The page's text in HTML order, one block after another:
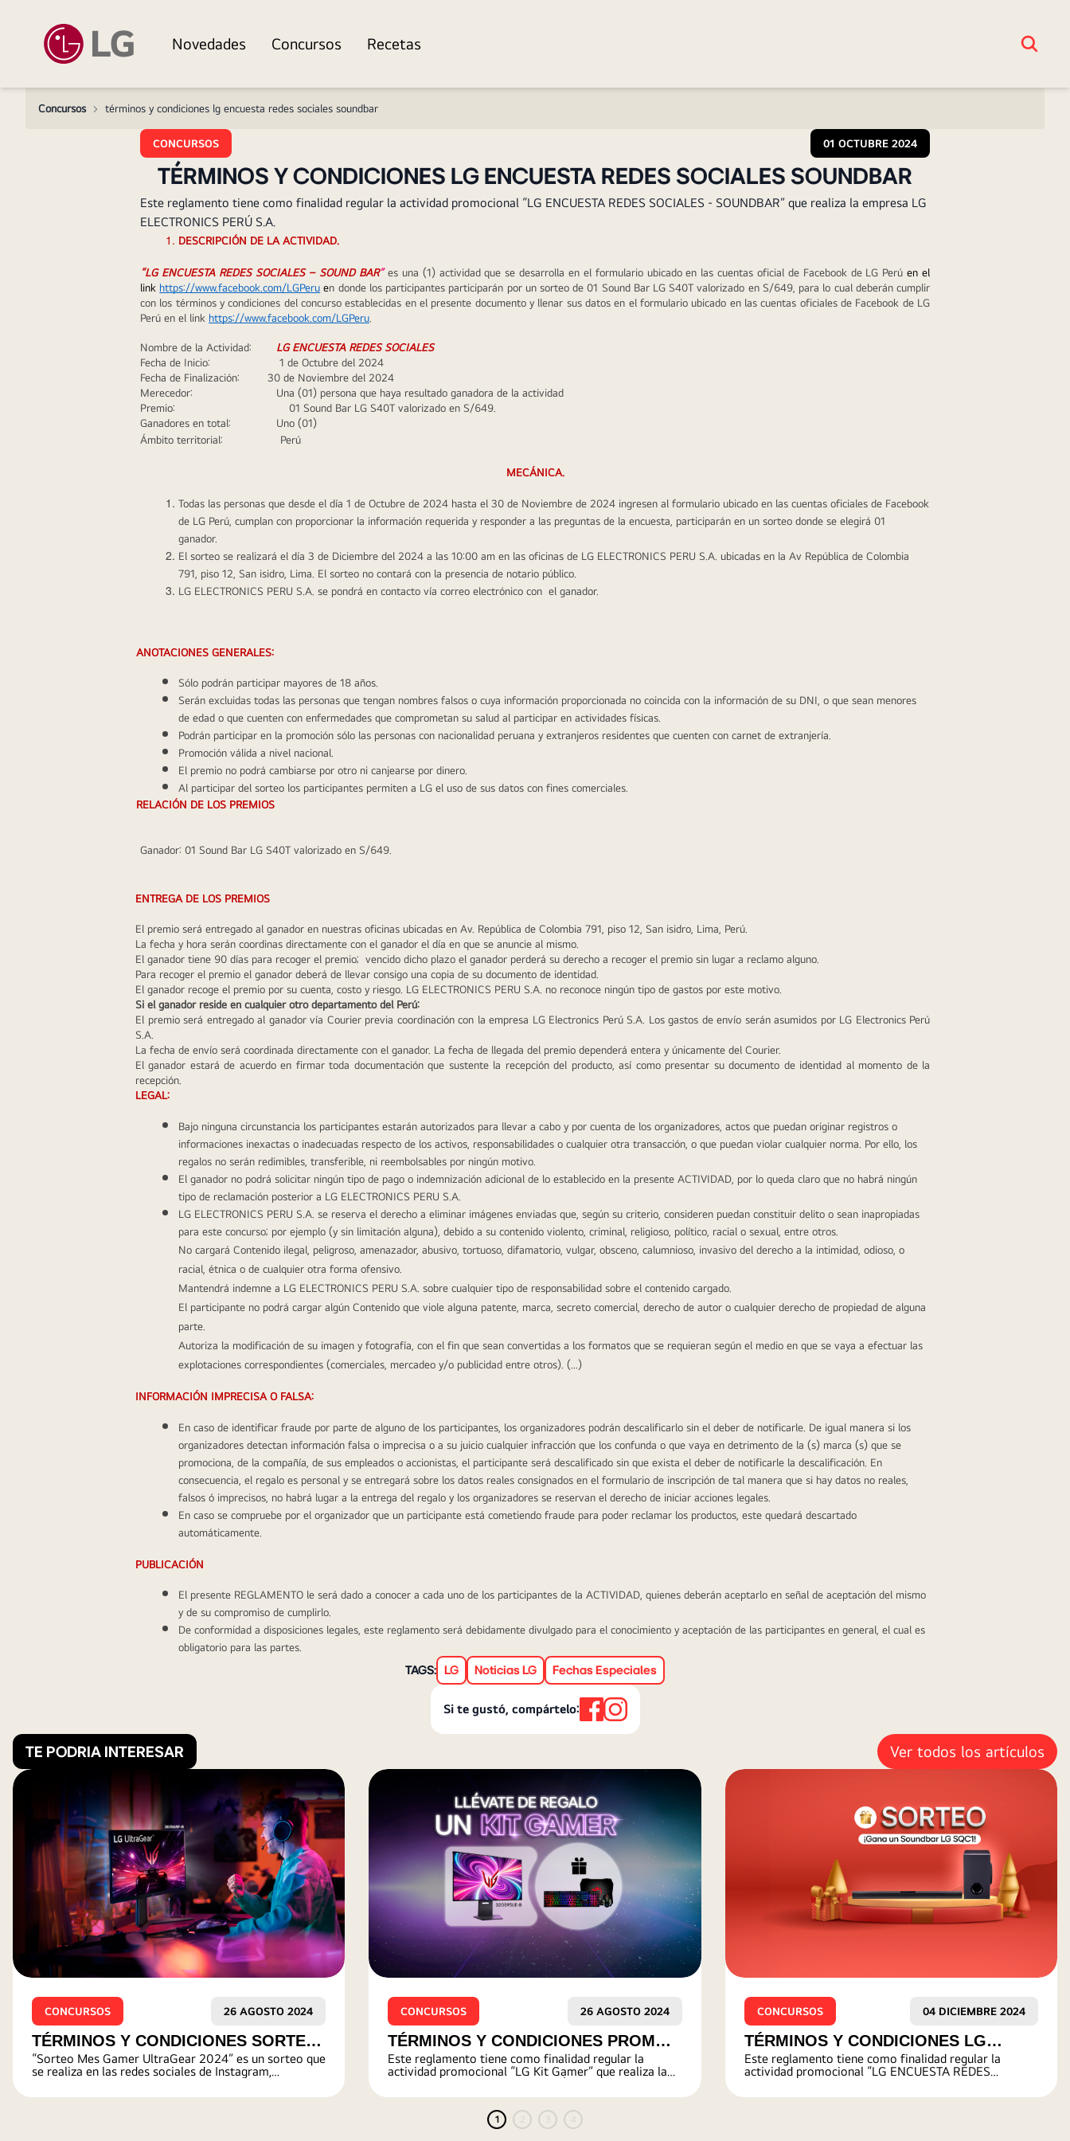
Novedades Concursos Recetas
Concursos > términos y condiciones lg encuesta redes sociales soundbar
CONCURSOS 01 OCTUBRE 2024
TÉRMINOS Y CONDICIONES LG ENCUESTA REDES SOCIALES SOUNDBAR
Este reglamento tiene como finalidad regular la actividad promocional “LG ENCUESTA REDES SOCIALES - SOUNDBAR” que realiza la empresa LG
ELECTRONICS PERÚ S.A.
DESCRIPCIÓN DE LA ACTIVIDAD.
“LG ENCUESTA REDES SOCIALES – SOUND BAR” es una (1) actividad que se desarrolla en el formulario ubicado en las cuentas oficial de Facebook de LG Perú en el
link https://www.facebook.com/LGPeru en donde los participantes participarán por un sorteo de 01 Sound Bar LG S40T valorizado en S/649, para lo cual deberán cumplir
con los términos y condiciones del concurso establecidas en el presente documento y llenar sus datos en el formulario ubicado en las cuentas oficiales de Facebook de LG
Perú en el link https://www.facebook.com/LGPeru
Nombre de la Actividad:
LG ENCUESTA REDES SOCIALES
Fecha de Inicio:
1 de Octubre del 2024
Fecha de Finalización:
30 de Noviembre del 2024
Merecedor:
Una (01) persona que haya resultado ganadora de la actividad
Premio:
01 Sound Bar LG S40T valorizado en S/649.
Ganadores en total:
Uno (01)
Ámbito territorial:
Perú
MECÁNICA.
Todas las personas que desde el día 1 de Octubre de 2024 hasta el 30 de Noviembre de 2024 ingresen al formulario ubicado en las cuentas oficiales de Facebook
de LG Perú, cumplan con proporcionar la información requerida y responder a las preguntas de la encuesta, participarán en un sorteo donde se elegirá 01
ganador.
El sorteo se realizará el día 3 de Diciembre del 2024 a las 10:00 am en las oficinas de LG ELECTRONICS PERU S.A. ubicadas en la Av República de Colombia
791, piso 12, San isidro, Lima. El sorteo no contará con la presencia de notario público.
LG ELECTRONICS PERU S.A. se pondrá en contacto vía correo electrónico con  el ganador.
ANOTACIONES GENERALES:
Sólo podrán participar mayores de 18 años.
Serán excluidas todas las personas que tengan nombres falsos o cuya información proporcionada no coincida con la información de su DNI, o que sean menores
de edad o que cuenten con enfermedades que comprometan su salud al participar en actividades físicas.
Podrán participar en la promoción sólo las personas con nacionalidad peruana y extranjeros residentes que cuenten con carnet de extranjería.
Promoción válida a nivel nacional.
El premio no podrá cambiarse por otro ni canjearse por dinero.
Al participar del sorteo los participantes permiten a LG el uso de sus datos con fines comerciales.
RELACIÓN DE LOS PREMIOS
Ganador: 01 Sound Bar LG S40T valorizado en S/649.
ENTREGA DE LOS PREMIOS
El premio será entregado al ganador en nuestras oficinas ubicadas en Av. República de Colombia 791, piso 12, San isidro, Lima, Perú.
La fecha y hora serán coordinas directamente con el ganador el día en que se anuncie al mismo.
El ganador tiene 90 días para recoger el premio;  vencido dicho plazo el ganador perderá su derecho a recoger el premio sin lugar a reclamo alguno.
Para recoger el premio el ganador deberá de llevar consigo una copia de su documento de identidad.
El ganador recoge el premio por su cuenta, costo y riesgo. LG ELECTRONICS PERU S.A. no reconoce ningún tipo de gastos por este motivo.
Si el ganador reside en cualquier otro departamento del Perú:
El premio será entregado al ganador vía Courier previa coordinación con la empresa LG Electronics Perú S.A. Los gastos de envío serán asumidos por LG Electronics Perú
S.A.
La fecha de envío será coordinada directamente con el ganador. La fecha de llegada del premio dependerá entera y únicamente del Courier.
El ganador estará de acuerdo en firmar toda documentación que sustente la recepción del producto, así como presentar su documento de identidad al momento de la
recepción.
LEGAL:
Bajo ninguna circunstancia los participantes estarán autorizados para llevar a cabo y por cuenta de los organizadores, actos que puedan originar registros o
informaciones inexactas o inadecuadas respecto de los activos, responsabilidades o cualquier otra transacción, o que puedan violar cualquier norma. Por ello, los
regalos no serán redimibles, transferible, ni reembolsables por ningún motivo.
El ganador no podrá solicitar ningún tipo de pago o indemnización adicional de lo establecido en la presente ACTIVIDAD, por lo queda claro que no habrá ningún
tipo de reclamación posterior a LG ELECTRONICS PERU S.A.
LG ELECTRONICS PERU S.A. se reserva el derecho a eliminar imágenes enviadas que, según su criterio, consideren puedan constituir delito o sean inapropiadas
para este concurso; por ejemplo (y sin limitación alguna), debido a su contenido violento, criminal, religioso, político, racial o sexual, entre otros.
No cargará Contenido ilegal, peligroso, amenazador, abusivo, tortuoso, difamatorio, vulgar, obsceno, calumnioso, invasivo del derecho a la intimidad, odioso, o
racial, étnica o de cualquier otra forma ofensivo.
Mantendrá indemne a LG ELECTRONICS PERU S.A. sobre cualquier tipo de responsabilidad sobre el contenido cargado.
El participante no podrá cargar algún Contenido que viole alguna patente, marca, secreto comercial, derecho de autor o cualquier derecho de propiedad de alguna
parte.
Autoriza la modificación de su imagen y fotografía, con el fin que sean convertidas a los formatos que se requieran según el medio en que se vaya a efectuar las
explotaciones correspondientes (comerciales, mercadeo y/o publicidad entre otros). (…)
INFORMACIÓN IMPRECISA O FALSA:
En caso de identificar fraude por parte de alguno de los participantes, los organizadores podrán descalificarlo sin el deber de notificarle. De igual manera si los
organizadores detectan información falsa o imprecisa o a su juicio cualquier infracción que los confunda o que vaya en detrimento de la (s) marca (s) que se
promociona, de la compañía, de sus empleados o accionistas, el participante será descalificado sin que exista el deber de notificarle la descalificación. En
consecuencia, el regalo es personal y se entregará sobre los datos reales consignados en el formulario de inscripción de tal manera que si hay datos no reales,
falsos ó imprecisos, no habrá lugar a la entrega del regalo y los organizadores se reservan el derecho de iniciar acciones legales.
En caso se compruebe por el organizador que un participante está cometiendo fraude para poder reclamar los productos, este quedará descartado
automáticamente.
PUBLICACIÓN
El presente REGLAMENTO le será dado a conocer a cada uno de los participantes de la ACTIVIDAD, quienes deberán aceptarlo en señal de aceptación del mismo
y de su compromiso de cumplirlo.
De conformidad a disposiciones legales, este reglamento será debidamente divulgado para el conocimiento y aceptación de las participantes en general, el cual es
obligatorio para las partes.
TAGS: LG Noticias LG Fechas Especiales
Si te gustó, compártelo:
TE PODRIA INTERESAR Ver todos los artículos
CONCURSOS 08 AGOSTO 2024
TÉRMINOS Y CONDICIONES
PLAYMOBIL X LG
Términos y condiciones: Sorteo de personajes
PlayMobil (redes sociales LG Perú)
CONCURSOS 20 MAYO 2025
Términos y condiciones: Sorteo de
personajes PlayMobil (redes sociales
DESCRIPCIÓN DE LA ACTIVIDAD.
CONCURSOS 04 OCTUBRE 2024
TÉRMINOS Y CONDICIONES PARK
DANCE LG XBOOM
“Park Dance LG XBOOM: Competencia de baile” es una
(1) actividad que desarrolla KANBAN IMPRONTA S.A.C
concursarán para tener la oportunidad de convertirse
1 2 4